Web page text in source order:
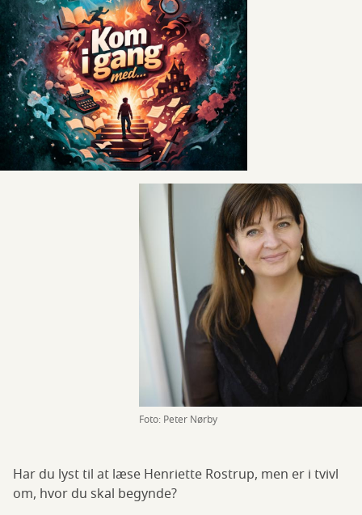
Foto: Peter Nørby
Har du lyst til at læse Henriette Rostrup, men er i tvivl
om, hvor du skal begynde?